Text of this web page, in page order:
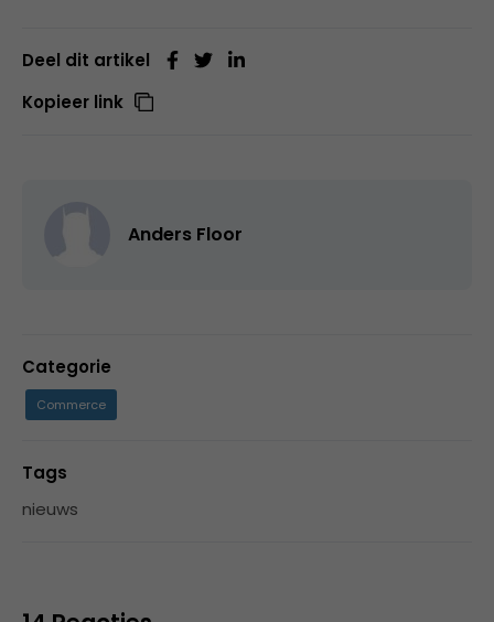
Deel dit artikel
Kopieer link
Anders Floor
Categorie
Commerce
Tags
nieuws